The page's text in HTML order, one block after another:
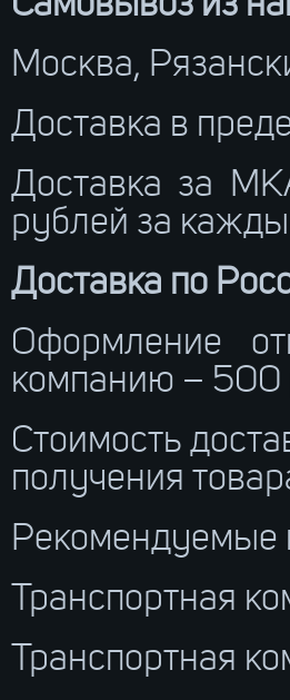
Москва,
Доставка в
Доставка за
рублей за
Доставка по
Оформление
компанию – 500
Стоимость
получения
Рекомендуемые
Транспортная
Транспортная